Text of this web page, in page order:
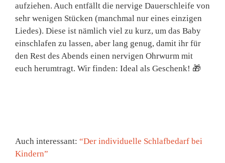
aufziehen. Auch entfällt die nervige Dauerschleife von
sehr wenigen Stücken (manchmal nur eines einzigen
Liedes). Diese ist nämlich viel zu kurz, um das Baby
einschlafen zu lassen, aber lang genug, damit ihr für
den Rest des Abends einen nervigen Ohrwurm mit
euch herumtragt. Wir finden: Ideal als Geschenk! 🎁
Auch interessant: “Der individuelle Schlafbedarf bei
Kindern”